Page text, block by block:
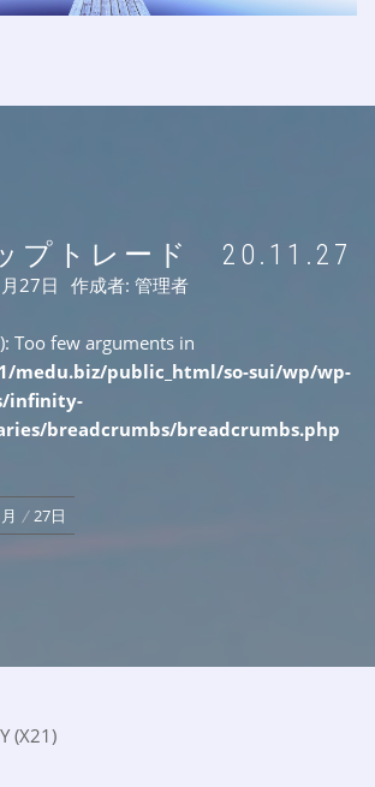
プトレード 20.11.27
27日 作成者: 管理者
Too few arguments in
medu.biz/public_html/so-sui/wp/wp-
infinity-
breadcrumbs/breadcrumbs.php
27日
(X21)